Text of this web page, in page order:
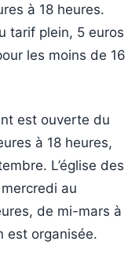
à 18 heures.
tarif plein, 5 euros
les moins de 16
est ouverte du
à 18 heures,
L’église des
au
de mi-mars à
est organisée.